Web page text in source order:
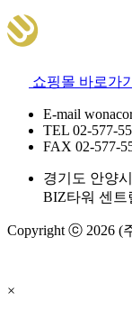
쇼핑몰 바로가기
E-mail
TEL 02-577-
FAX 02-577-
경기도 안양
BIZ타워 센트
Copyright ⓒ 2026 (
×